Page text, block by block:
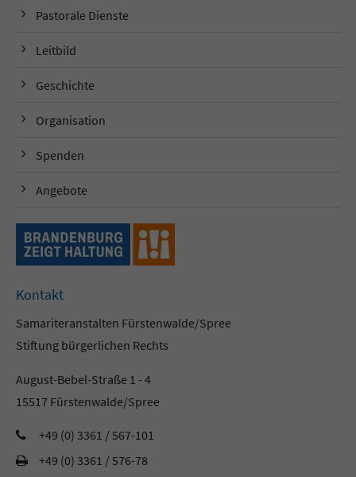
Pastorale Dienste
Leitbild
Geschichte
Organisation
Spenden
Angebote
Kontakt
Samariteranstalten Fürstenwalde/Spree
Stiftung bürgerlichen Rechts
August-Bebel-Straße 1 - 4
15517 Fürstenwalde/Spree
+49 (0) 3361 / 567-101
+49 (0) 3361 / 576-78